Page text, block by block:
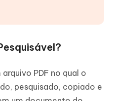
arquivo PDF no qual o
pesquisado, copiado e